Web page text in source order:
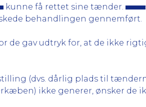
kunne få rettet sine tænder.
behandlingen gennemført.
de gav udtryk for, at de ikke
(dvs. dårlig plads til
ikke generer, ønsker de